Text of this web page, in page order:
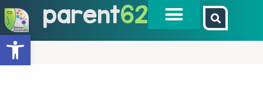
Ouvrir la barre d’outils
parent62